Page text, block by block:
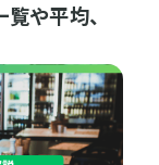
や平均、